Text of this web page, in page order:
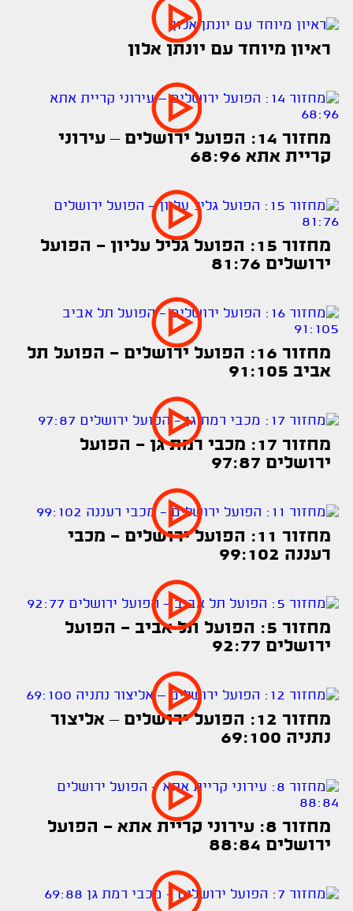
ראיון מיוחד עם יונתן אלון
מחזור 14: הפועל ירושלים – עירוני
קריית אתא 68:96
מחזור 15: הפועל גליל עליון - הפועל
ירושלים 81:76
מחזור 16: הפועל ירושלים - הפועל תל
אביב 91:105
מחזור 17: מכבי רמת גן - הפועל
ירושלים 97:87
מחזור 11: הפועל ירושלים - מכבי
רעננה 99:102
מחזור 5: הפועל תל אביב - הפועל
ירושלים 92:77
מחזור 12: הפועל ירושלים – אליצור
נתניה 69:100
מחזור 8: עירוני קריית אתא - הפועל
ירושלים 88:84